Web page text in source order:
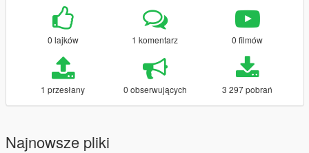
0 lajków 1 komentarz 0 filmów
1 przesłany 0 obserwujących 3 297 pobrań
Najnowsze pliki